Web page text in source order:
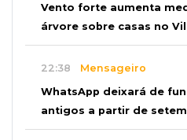
Vento forte aumenta
árvore sobre casas no
22:38 Mensageiro
WhatsApp deixará de
antigos a partir de